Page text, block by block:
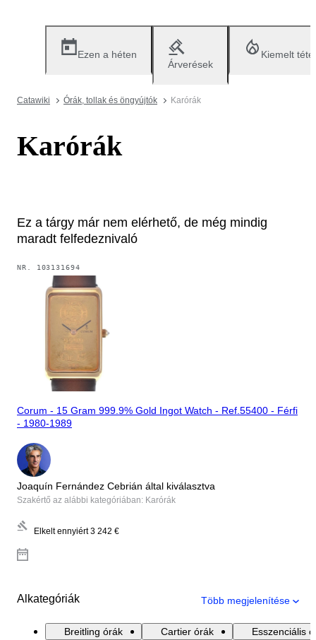
Ezen a héten
Árverések
Kiemelt
Catawiki Órák, tollak és öngyújtók Karórák
Karórák
Ez a tárgy már nem elérhető, de még mindig
maradt felfedeznivaló
NR. 103131694
Corum - 15 Gram 999.9% Gold Ingot Watch - Ref.55400 - Férfi
- 1980-1989
Joaquín Fernández Cebrián által kiválasztva
Szakértő az alábbi kategóriában: Karórák
Elkelt ennyiért 3 242 €
Alkategóriák Több megjelenítése
Breitling órák Cartier órák Esszenciális